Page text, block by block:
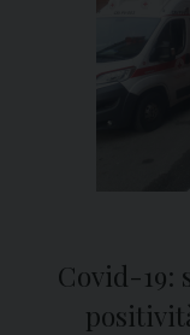
Covid-19: